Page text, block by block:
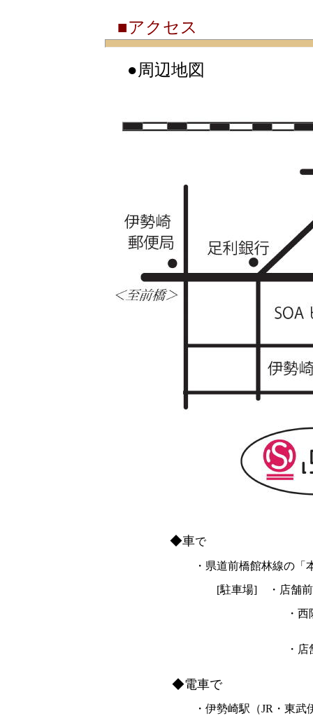
■アクセス
●周辺地図
◆車で
・県道前橋館林線の「本町2丁目
[駐車場] ・店舗前に2台、東隣
・西隣に商店街駐車場
・店舗南側にコインパーキ
◆電車で
・伊勢崎駅（JR・東武伊勢崎